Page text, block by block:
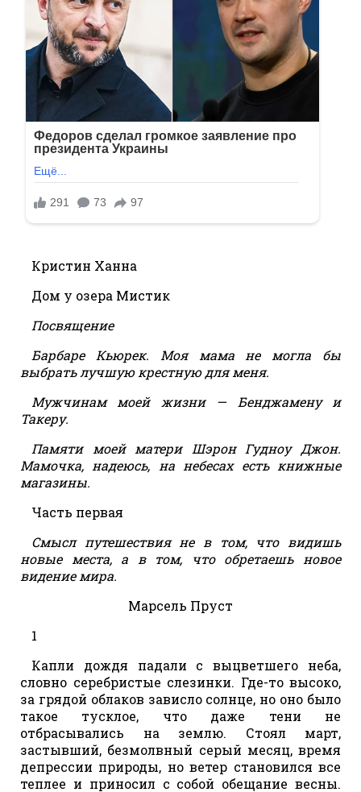
Кристин Ханна
Дом у озера Мистик
Посвящение
Барбаре Кьюрек. Моя мама не могла бы
выбрать лучшую крестную для меня.
Мужчинам моей жизни — Бенджамену и
Такеру.
Памяти моей матери Шэрон Гудноу Джон.
Мамочка, надеюсь, на небесах есть книжные
магазины.
Часть первая
Смысл путешествия не в том, что видишь
новые места, а в том, что обретаешь новое
видение мира.
Марсель Пруст
1
Капли дождя падали с выцветшего неба,
словно серебристые слезинки. Где-то высоко,
за грядой облаков зависло солнце, но оно было
такое тусклое, что даже тени не
отбрасывались на землю. Стоял март,
застывший, безмолвный серый месяц, время
депрессии природы, но ветер становился все
теплее и приносил с собой обещание весны.